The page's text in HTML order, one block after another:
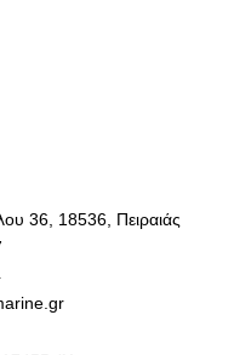
36, 18536, Πειραιάς